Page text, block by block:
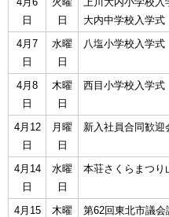
日
日
大内中学校入学式
4月7
日
水曜
日
八塩小学校入学式
4月8
日
木曜
日
西目小学校入学式
4月12
日
月曜
日
新入社員合同歓迎
4月14
日
水曜
日
本荘さくらまつり
4月15
木曜
第62回東北市議